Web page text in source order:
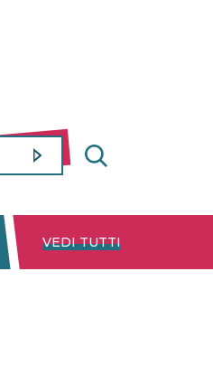
DISNEY+ NETFLIX
VEDI TUTTI